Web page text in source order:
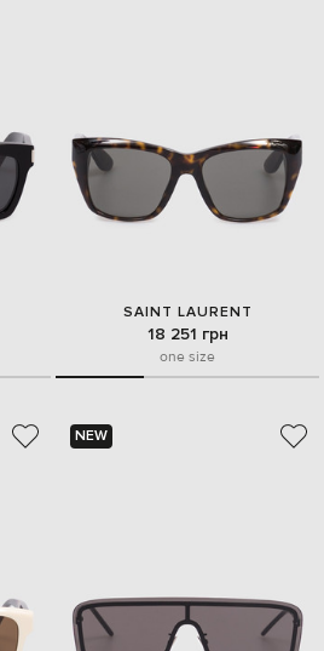
SAINT LAURENT
18 251 грн
one size
NEW